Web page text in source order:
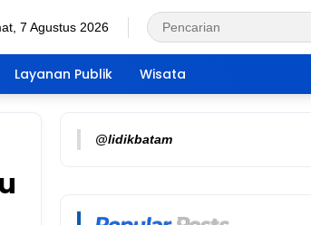
7 Agustus 2026
Layanan Publik Wisata
@lidikbatam